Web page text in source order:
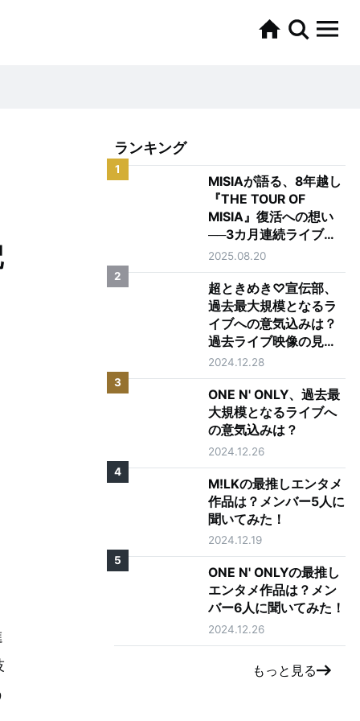
ランキング
1
MISIAが語る、8年越し
『THE TOUR OF
MISIA』復活への想い
──3カ月連続ライブ配
信 記念インタビュー
2025.08.20
2
超ときめき♡宣伝部、
過去最大規模となるラ
イブへの意気込みは？
過去ライブ映像の見ど
ころも聞いてみた！
2024.12.28
3
ONE N' ONLY、過去最
大規模となるライブへ
の意気込みは？
2024.12.26
4
M!LKの最推しエンタメ
作品は？メンバー5人に
聞いてみた！
2024.12.19
5
ONE N' ONLYの最推し
エンタメ作品は？メン
バー6人に聞いてみた！
2024.12.26
もっと見る